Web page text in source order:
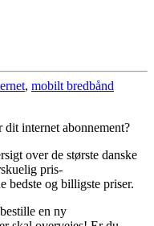
, mobilt bredbånd
internet abonnement?
over de største danske
pris-
bedste og billigste priser.
en ny